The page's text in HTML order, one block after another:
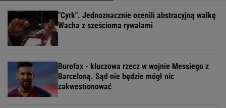
"Cyrk". Jednoznacznie ocenili abstracyjną walkę
Wacha z sześcioma rywalami
Burofax - kluczowa rzecz w wojnie Messiego z
Barceloną. Sąd nie będzie mógł nic
zakwestionować